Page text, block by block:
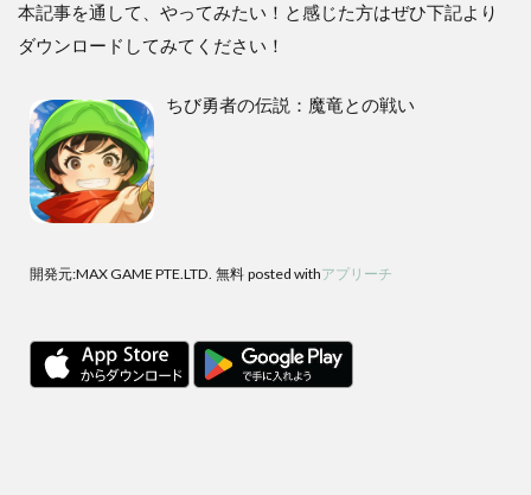
本記事を通して、やってみたい！と感じた方はぜひ下記より
ダウンロードしてみてください！
ちび勇者の伝説：魔竜との戦い
開発元:MAX GAME PTE.LTD. 無料 posted withアプリーチ